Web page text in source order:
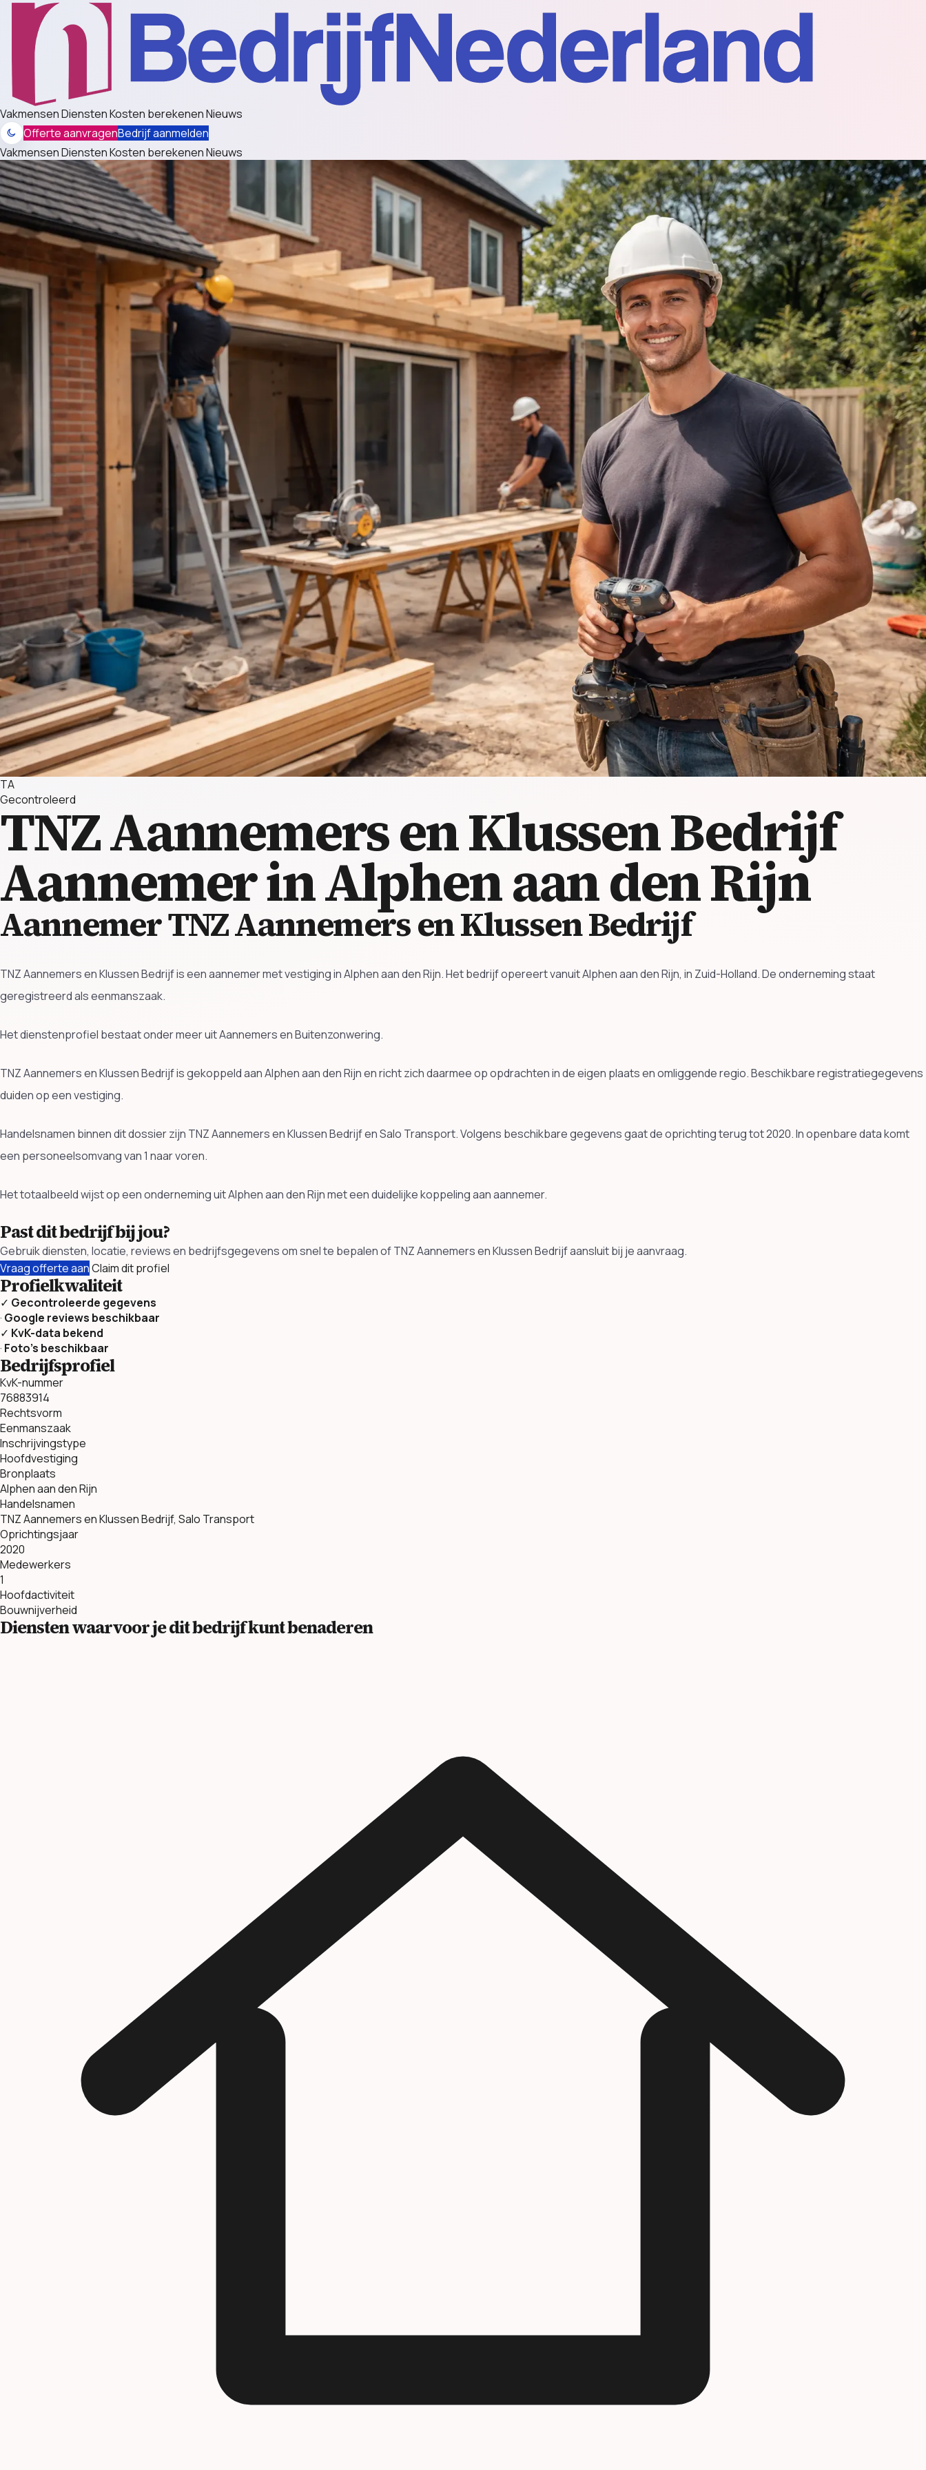
VakmensenDienstenKosten berekenenNieuws
Offerte aanvragenBedrijf aanmelden
VakmensenDienstenKosten berekenenNieuws
TA
Gecontroleerd
TNZ Aannemers en Klussen Bedrijf
Aannemer in Alphen aan den Rijn
Aannemer TNZ Aannemers en Klussen Bedrijf
TNZ Aannemers en Klussen Bedrijf is een aannemer met vestiging in Alphen aan den Rijn. Het bedrijf opereert vanuit Alphen aan den Rijn, in Zuid-Holland. De onderneming staat
geregistreerd als eenmanszaak.
Het dienstenprofiel bestaat onder meer uit Aannemers en Buitenzonwering.
TNZ Aannemers en Klussen Bedrijf is gekoppeld aan Alphen aan den Rijn en richt zich daarmee op opdrachten in de eigen plaats en omliggende regio. Beschikbare registratiegegevens
duiden op een vestiging.
Handelsnamen binnen dit dossier zijn TNZ Aannemers en Klussen Bedrijf en Salo Transport. Volgens beschikbare gegevens gaat de oprichting terug tot 2020. In openbare data komt
een personeelsomvang van 1 naar voren.
Het totaalbeeld wijst op een onderneming uit Alphen aan den Rijn met een duidelijke koppeling aan aannemer.
Past dit bedrijf bij jou?
Gebruik diensten, locatie, reviews en bedrijfsgegevens om snel te bepalen of TNZ Aannemers en Klussen Bedrijf aansluit bij je aanvraag.
Vraag offerte aanClaim dit profiel
Profielkwaliteit
✓ Gecontroleerde gegevens
· Google reviews beschikbaar
✓ KvK-data bekend
· Foto’s beschikbaar
Bedrijfsprofiel
KvK-nummer
76883914
Rechtsvorm
Eenmanszaak
Inschrijvingstype
Hoofdvestiging
Bronplaats
Alphen aan den Rijn
Handelsnamen
TNZ Aannemers en Klussen Bedrijf, Salo Transport
Oprichtingsjaar
2020
Medewerkers
1
Hoofdactiviteit
Bouwnijverheid
Diensten waarvoor je dit bedrijf kunt benaderen